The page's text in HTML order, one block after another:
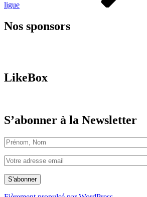
ligue
Nos sponsors
LikeBox
S’abonner à la Newsletter